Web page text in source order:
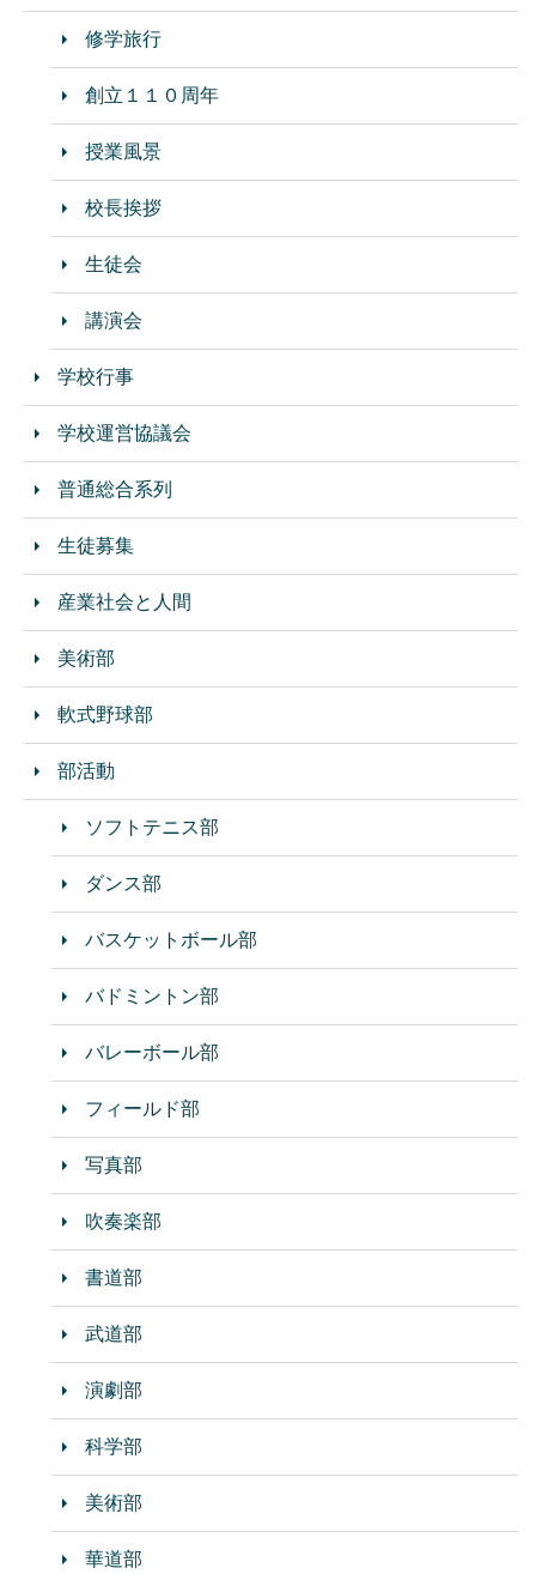
修学旅行
創立１１０周年
授業風景
校長挨拶
生徒会
講演会
学校行事
学校運営協議会
普通総合系列
生徒募集
産業社会と人間
美術部
軟式野球部
部活動
ソフトテニス部
ダンス部
バスケットボール部
バドミントン部
バレーボール部
フィールド部
写真部
吹奏楽部
書道部
武道部
演劇部
科学部
美術部
華道部